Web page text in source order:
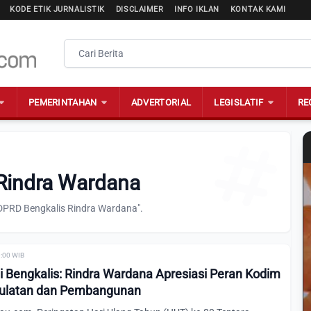
KODE ETIK JURNALISTIK DISCLAIMER INFO IKLAN KONTAK KAMI
PEMERINTAHAN ADVERTORIAL LEGISLATIF
Wardana
Bengkalis Rindra Wardana".
WIB
Bengkalis: Rindra Wardana Apresiasi Peran Kodim
dan Pembangunan